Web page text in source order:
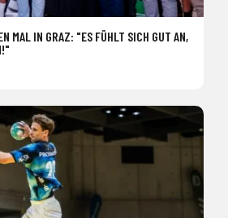
MAL IN GRAZ: "ES FÜHLT SICH GUT AN,